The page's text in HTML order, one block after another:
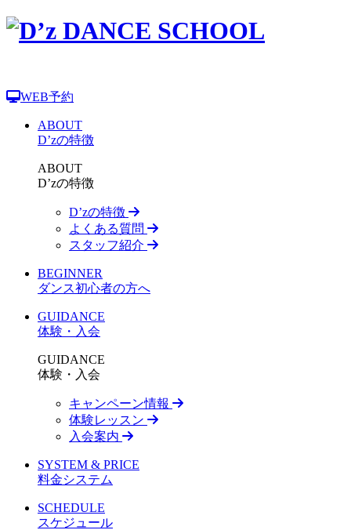
WEB予約
ABOUT
D’zの特徴
ABOUT
D’zの特徴
D’zの特徴
よくある質問
スタッフ紹介
BEGINNER
ダンス初心者の方へ
GUIDANCE
体験・入会
GUIDANCE
体験・入会
キャンペーン情報
体験レッスン
入会案内
SYSTEM & PRICE
料金システム
SCHEDULE
スケジュール